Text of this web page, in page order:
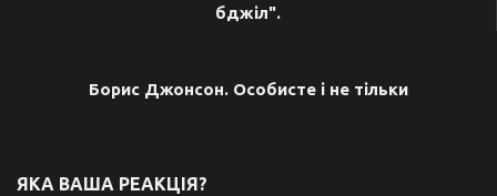
бджіл".
Борис Джонсон. Особисте і не тільки
ЯКА ВАША РЕАКЦІЯ?